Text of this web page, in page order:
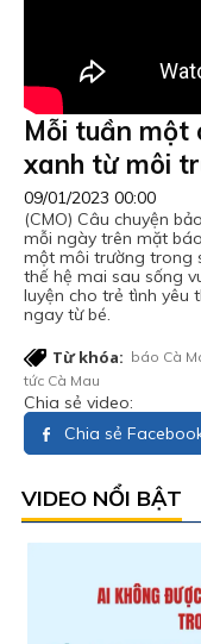
Mỗi tuần một
xanh từ môi
09/01/2023 00:00
(CMO) Câu chuyện
mỗi ngày trên mặt
một môi trường trong
thế hệ mai sau sống
luyện cho trẻ tình yêu
ngay từ bé.
Từ khóa: báo Cà
tức Cà Mau
Chia sẻ video:
Chia sẻ
VIDEO NỔI BẬT